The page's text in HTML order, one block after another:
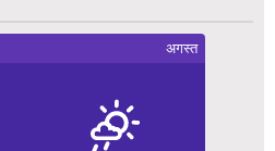
अगस्त